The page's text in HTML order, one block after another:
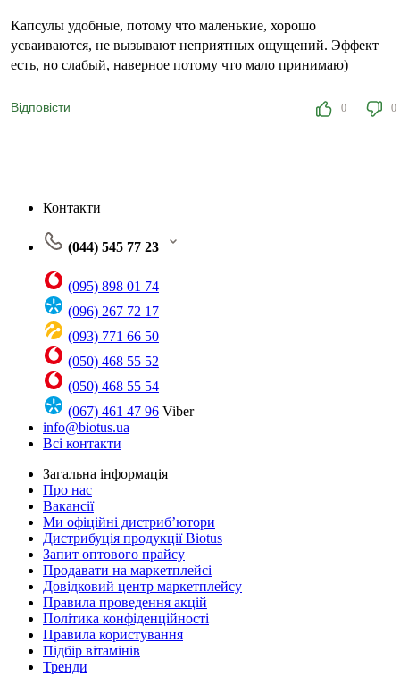
Капсулы удобные, потому что маленькие, хорошо
усваиваются, не вызывают неприятных ощущений. Эффект
есть, но слабый, наверное потому что мало принимаю)
Відповісти 0 0
Контакти
(044) 545 77 23
(095) 898 01 74
(096) 267 72 17
(093) 771 66 50
(050) 468 55 52
(050) 468 55 54
(067) 461 47 96 Viber
info@biotus.ua
Всі контакти
Загальна інформація
Про нас
Вакансії
Ми офіційні дистриб’ютори
Дистрибуція продукції Biotus
Запит оптового прайсу
Продавати на маркетплейсі
Довідковий центр маркетплейсу
Правила проведення акцій
Політика конфіденційності
Правила користування
Підбір вітамінів
Тренди